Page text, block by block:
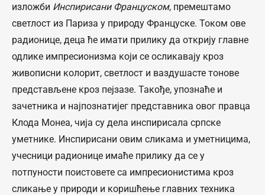
изложби Инспирисани Француском, премештамо
светлост из Париза у природу Француске. Током ове
радионице, деца ће имати прилику да открију главне
одлике импресионизма који се осликавају кроз
живописни колорит, светлост и ваздушасте тонове
представљене кроз пејзазе. Такође, упознаће и
зачетника и најпознатијег представника овог правца
Клода Монеа, чија су дела инспирисала српске
уметнике. Инспирисани овим сликама и уметницима,
учесници радионице имаће прилику да се у
потпуности поистовете са импресионистима кроз
сликање у природи и коришћење главних техника